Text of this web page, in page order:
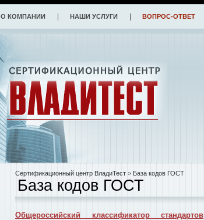
О КОМПАНИИ НАШИ УСЛУГИ ВОПРОС-ОТВЕТ
Сертификационный центр ВладиТест > База кодов ГОСТ
База кодов ГОСТ
Общероссийский классификатор стандартов